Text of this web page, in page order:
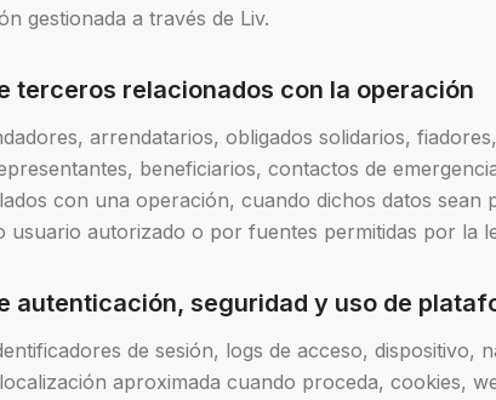
gestionada a través de Liv.
terceros relacionados con la operación
arrendatarios, obligados solidarios,
beneficiarios, contactos de
con una operación, cuando dichos datos sean
usuario autorizado o por fuentes permitidas por la
autenticación, seguridad y uso de
de sesión, logs de acceso, dispositivo,
aproximada cuando proceda, cookies,